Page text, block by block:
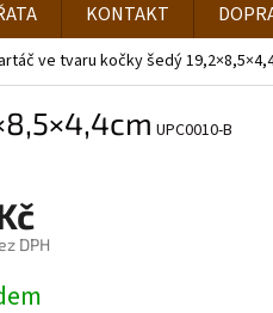
KONTAKT
ve tvaru kočky šedý
UPC0010-B
DPH